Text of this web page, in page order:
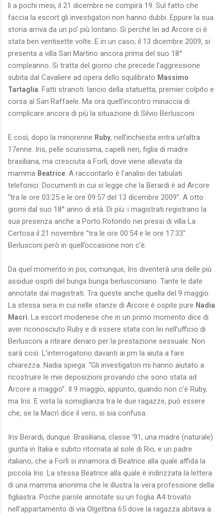
lì a pochi mesi, il 21 dicembre ne compirà 19. Sul fatto che
faccia la escort gli investigatori non hanno dubbi. Eppure la sua
storia arriva da un po’ più lontano. Sì perché lei ad Arcore ci è
stata ben ventisette volte. E in un caso, il 13 dicembre 2009, si
presenta a villa San Martino ancora prima del suo 18°
compleanno. Si tratta del giorno che precede l’aggressione
subita dal Cavaliere ad opera dello squilibrato Massimo
Tartaglia . Fatti stranoti: lancio della statuetta, premier colpito e
corsa al San Raffaele. Ma ora quell’incontro minaccia di
complicare ancora di più la situazione di Silvio Berlusconi.
E così, dopo la minorenne Ruby, nell’inchiesta entra un’altra
17enne. Iris, pelle scurissima, capelli neri, figlia di madre
brasiliana, ma cresciuta a Forlì, dove viene allevata da
mamma Beatrice . A raccontarlo è l’analisi dei tabulati
telefonici. Documenti in cui si legge che la Berardi è ad Arcore
“tra le ore 03:25 e le ore 09:57 del 13 dicembre 2009″. A otto
giorni dal suo 18° anno di età. Di più: i magistrati registrano la
sua presenza anche a Porto Rotondo nei pressi di villa La
Certosa il 21 novembre “tra le ore 00:54 e le ore 17:33″.
Berlusconi però in quell’occasione non c’è.
Da quel momento in poi, comunque, Iris diventerà una delle più
assidue ospiti del bunga bunga berlusconiano. Tante le date
annotate dai magistrati. Tra queste anche quella del 9 maggio.
La stessa sera in cui nelle stanze di Arcore è ospite pure Nadia
Macrì. La escort modenese che in un primo momento dice di
aver riconosciuto Ruby e di essere stata con lei nell’ufficio di
Berlusconi a ritirare denaro per la prestazione sessuale. Non
sarà così. L’interrogatorio davanti ai pm la aiuta a fare
chiarezza. Nadia spiega: “Gli investigatori mi hanno aiutato a
ricostruire le mie deposizioni provando che sono stata ad
Arcore a maggio”. Il 9 maggio, appunto, quando non c’è Ruby,
ma Iris. E vista la somiglianza tra le due ragazze, può essere
che, se la Macrì dice il vero, si sia confusa.
Iris Berardi, dunque. Brasiliana, classe ’91, una madre (naturale)
giunta in Italia e subito ritornata al sole di Rio, e un padre
italiano, che a Forlì si innamora di Beatrice alla quale affida la
piccola Iris. La stessa Beatrice alla quale è indirizzata la lettera
di una mamma anonima che le illustra la vera professione della
figliastra. Poche parole annotate su un foglia A4 trovato
nell’appartamento di via Olgettina 65 dove la ragazza abitava a